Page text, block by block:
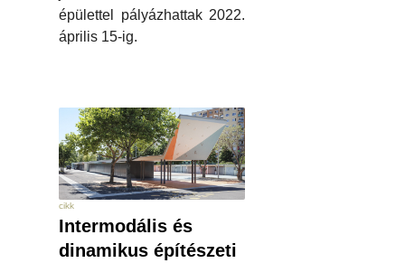
épülettel pályázhattak 2022.
április 15-ig.
cikk
Intermodális és
dinamikus építészeti